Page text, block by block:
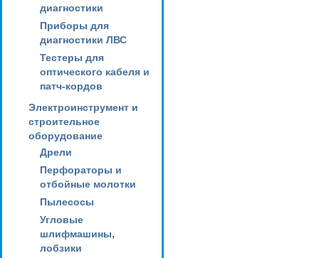
диагностики
Приборы для
диагностики ЛВС
Тестеры для
оптического кабеля и
патч-кордов
Электроинструмент и
строительное
оборудование
Дрели
Перфораторы и
отбойные молотки
Пылесосы
Угловые
шлифмашины,
лобзики